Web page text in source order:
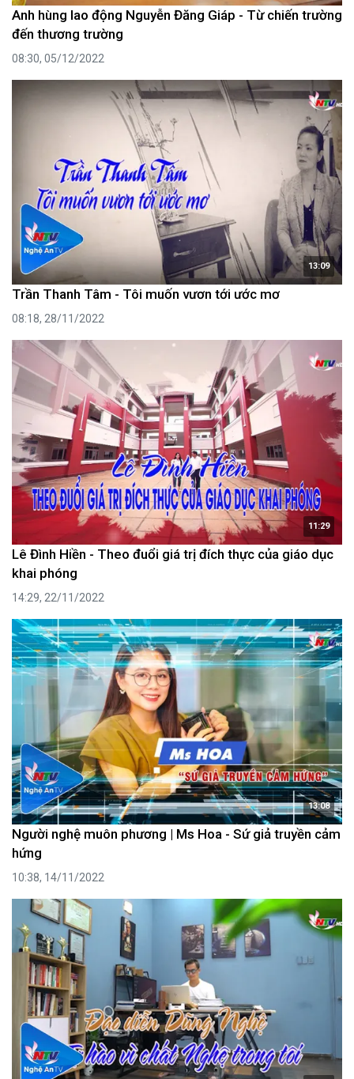
Anh hùng lao động Nguyễn Đăng Giáp - Từ chiến trường
đến thương trường
08:30, 05/12/2022
13:09
Trần Thanh Tâm - Tôi muốn vươn tới ước mơ
08:18, 28/11/2022
11:29
Lê Đình Hiền - Theo đuổi giá trị đích thực của giáo dục
khai phóng
14:29, 22/11/2022
13:08
Người nghệ muôn phương | Ms Hoa - Sứ giả truyền cảm
hứng
10:38, 14/11/2022